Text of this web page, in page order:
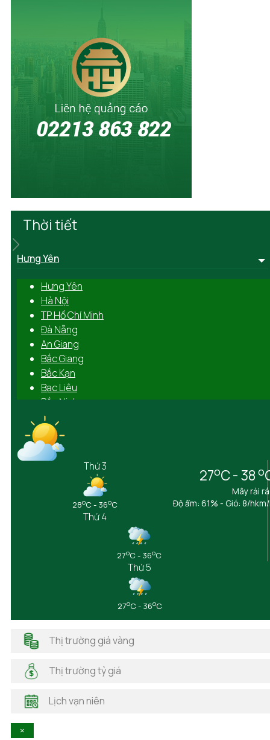
Thời tiết
Hưng Yên
Hưng Yên
Hà Nội
TP Hồ Chí Minh
Đà Nẵng
An Giang
Bắc Giang
Bắc Kạn
Bạc Liêu
Bắc Ninh
Bến Tre
Bình Định
Bình Dương
Bình Phước
Cần Thơ
Hà Giang
Hải Dương
Hải Phòng
Hà Tĩnh
Hòa Bình
27oC - 38o
Mây rải
Độ ẩm: 61% - Gió: 8/
Thứ 3
28oC - 36oC
Thứ 4
27oC - 36oC
Thứ 5
27oC - 36oC
Thị trường giá vàng
Thị trường tỷ giá
Lịch vạn niên
×